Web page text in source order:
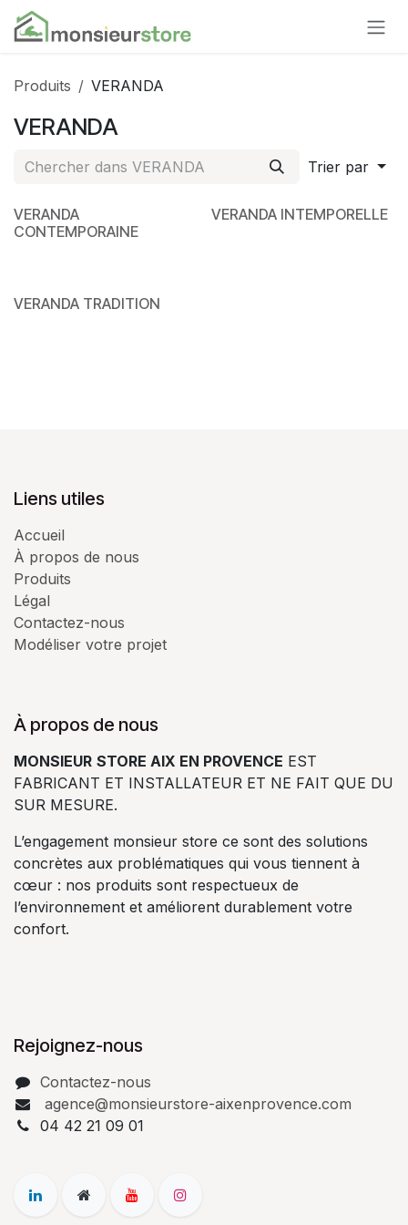
Se rendre au contenu
Produits VERANDA
VERANDA
Trier par
VERANDA
CONTEMPORAINE
VERANDA INTEMPORELLE
VERANDA TRADITION
Liens utiles
Accueil
À propos de nous
Produits
Légal
Contactez-nous
Modéliser votre projet
À propos de nous
MONSIEUR STORE AIX EN PROVENCE EST
FABRICANT ET INSTALLATEUR ET NE FAIT QUE DU
SUR MESURE.
L’engagement monsieur store ce sont des solutions
concrètes aux problématiques qui vous tiennent à
cœur : nos produits sont respectueux de
l’environnement et améliorent durablement votre
confort.
Rejoignez-nous
Contactez-nous
agence@monsieurstore-aixenprovence.com
04 42 21 09 01